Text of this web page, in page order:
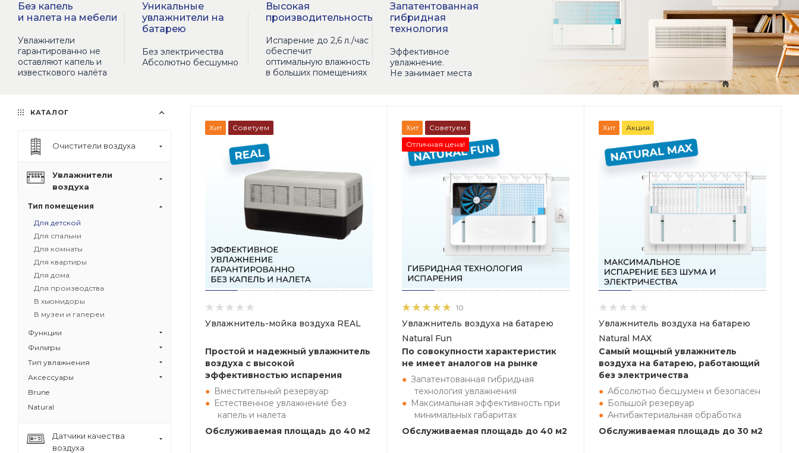
Без капель
и налета на мебели
Увлажнители
гарантированно не
оставляют капель и
известкового налёта
Уникальные
увлажнители на
батарею
Без электричества
Абсолютно бесшумно
Высокая
производительность
Испарение до 2,6 л./час
обеспечит
оптимальную влажность
в больших помещениях
Запатентованная
гибридная
технология
Эффективное
увлажнение.
Не занимает места
Хит Советуем
Увлажнитель-мойка воздуха REAL
Простой и надежный увлажнитель
воздуха с высокой
эффективностью испарения
Вместительный резервуар
Естественное увлажнение без
капель и налета
Обслуживаемая площадь до 40 м2
Хит
Советуем
Отличная цена!
10
Увлажнитель воздуха на батарею
Natural Fun
По совокупности характеристик
не имеет аналогов на рынке
Запатентованная гибридная
технология увлажнения
Максимальная эффективность при
минимальных габаритах
Обслуживаемая площадь до 40 м2
Хит Акция
Увлажнитель воздуха на батарею
Natural MAX
Самый мощный увлажнитель
воздуха на батарею, работающий
без электричества
Абсолютно бесшумен и безопасен
Большой резервуар
Антибактериальная обработка
Обслуживаемая площадь до 30 м2
КАТАЛОГ
Очистители воздуха
Увлажнители
воздуха
Тип помещения
Для детской
Для спальни
Для комнаты
Для квартиры
Для дома
Для производства
В хьюмидоры
В музеи и галереи
Функции
Фильтры
Тип увлажнения
Аксессуары
Brune
Natural
Датчики качества
воздуха